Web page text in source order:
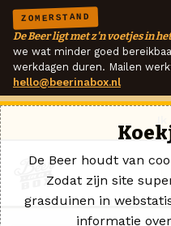
ZOMERSTAND
De Beer ligt met z'n voetjes in
we wat minder goed
werkdagen duren. Mailen
hello@beerinabox.nl
De Beer houdt van
Zodat zijn site
grasduinen in
informatie